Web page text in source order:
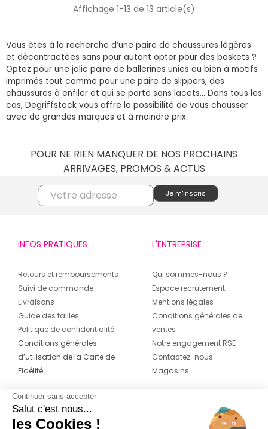
Affichage 1-13 de 13 article(s)
Vous êtes à la recherche d’une paire de chaussures légères
et décontractées sans pour autant opter pour des baskets ?
Optez pour une jolie paire de ballerines unies ou bien à motifs
imprimés tout comme pour une paire de slippers, des
chaussures à enfiler et qui se porte sans lacets… Dans tous les
cas, Degriffstock vous offre la possibilité de vous chausser
avec de grandes marques et à moindre prix.
POUR NE RIEN MANQUER DE NOS PROCHAINS
ARRIVAGES, PROMOS & ACTUS
INFOS PRATIQUES
Retours et remboursements
Suivi de commande
Livraisons
Guide des tailles
Politique de confidentialité
Conditions générales
d’utilisation de la Carte de
Fidélité
L'ENTREPRISE
Qui sommes-nous ?
Espace recrutement
Mentions légales
Conditions générales de
ventes
Notre engagement RSE
Contactez-nous
Magasins
CONTACT
Continuer sans accepter
Salut c'est nous...
les Cookies !